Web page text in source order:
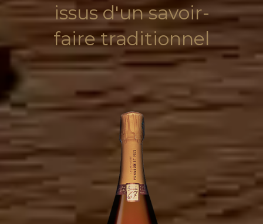
issus d'un savoir-
faire traditionnel